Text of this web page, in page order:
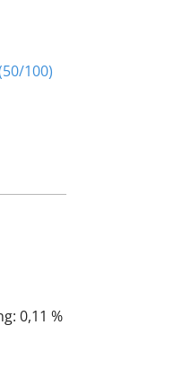
100)
0,11 %